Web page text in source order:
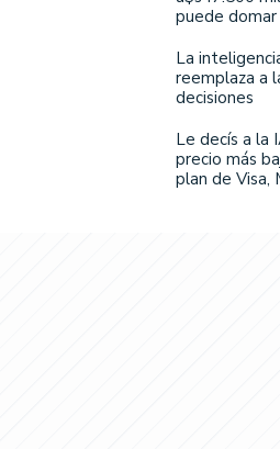
puede
La
reemplaza a
decisiones
Le decís a la
precio más
plan de Visa,